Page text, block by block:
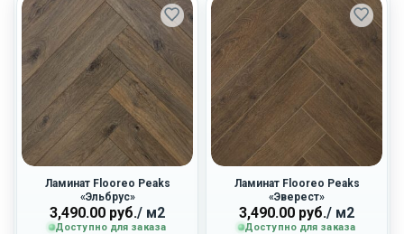
Ламинат Flooreo Peaks
«Эльбрус»
3,490.00 руб./ м2
Доступно для заказа
Ламинат Flooreo Peaks
«Эверест»
3,490.00 руб./ м2
Доступно для заказа